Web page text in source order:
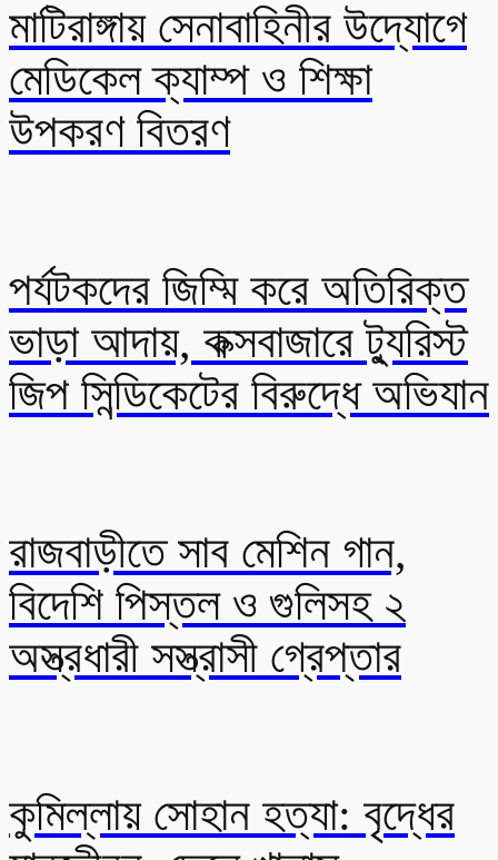
মাটিরাঙ্গায় সেনাবাহিনীর উদ্যোগে
মেডিকেল ক্যাম্প ও শিক্ষা
উপকরণ বিতরণ
পর্যটকদের জিম্মি করে অতিরিক্ত
ভাড়া আদায়, কক্সবাজারে ট্যুরিস্ট
জিপ সিন্ডিকেটের বিরুদ্ধে অভিযান
রাজবাড়ীতে সাব মেশিন গান,
বিদেশি পিস্তল ও গুলিসহ ২
অস্ত্রধারী সস্ত্রাসী গ্রেপ্তার
কুমিল্লায় সোহান হত্যা: বৃদ্ধের